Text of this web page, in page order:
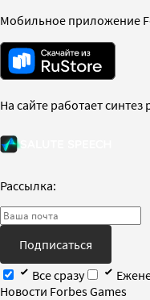
Мобильное приложение
На сайте работает синтез
Рассылка:
Подписаться
Все сразу
Новости Forbes Games